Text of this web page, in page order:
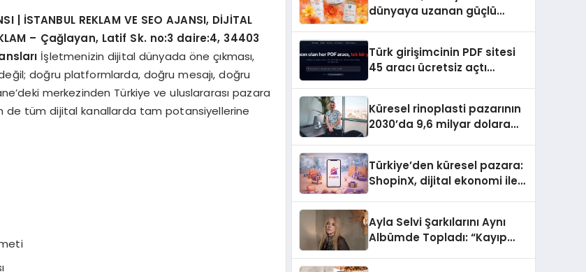
| İSTANBUL REKLAM VE SEO AJANSI, DİJİTAL
– Çağlayan, Latif Sk. no:3 daire:4, 34403
İşletmenizin dijital dünyada öne çıkması,
değil; doğru platformlarda, doğru mesajı, doğru
merkezinden Türkiye ve uluslararası pazara
de tüm dijital kanallarda tam potansiyellerine
dünyaya uzanan güçlü
Türk girişimcinin PDF sitesi
45 aracı ücretsiz açtı
Küresel rinoplasti pazarının
2030’da 9,6 milyar dolara
Türkiye’den küresel pazara:
ShopinX, dijital ekonomi ile
Ayla Selvi Şarkılarını Aynı
Albümde Topladı: “Kayıp